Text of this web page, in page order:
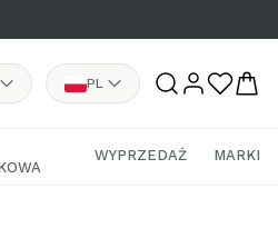
J
PL
WYPRZEDAŻ MARKI